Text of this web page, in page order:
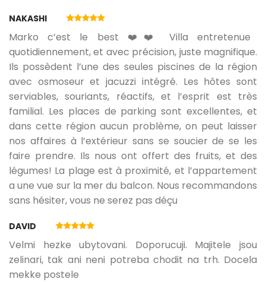
NAKASHI
Marko c’est le best ❤️❤️ Villa entretenue
quotidiennement, et avec précision, juste magnifique.
Ils possèdent l’une des seules piscines de la région
avec osmoseur et jacuzzi intégré. Les hôtes sont
serviables, souriants, réactifs, et l’esprit est très
familial. Les places de parking sont excellentes, et
dans cette région aucun problème, on peut laisser
nos affaires à l’extérieur sans se soucier de se les
faire prendre. Ils nous ont offert des fruits, et des
légumes! La plage est à proximité, et l’appartement
a une vue sur la mer du balcon. Nous recommandons
sans hésiter, vous ne serez pas déçu
DAVID
Velmi hezke ubytovani. Doporucuji. Majitele jsou
zelinari, tak ani neni potreba chodit na trh. Docela
mekke postele